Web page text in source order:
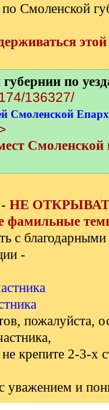
по Смоленской
по
136327/
Смоленской
Смоленской
НЕ
фамильные
с
-
пожалуйста,
крепите 2-3-х
уважением и